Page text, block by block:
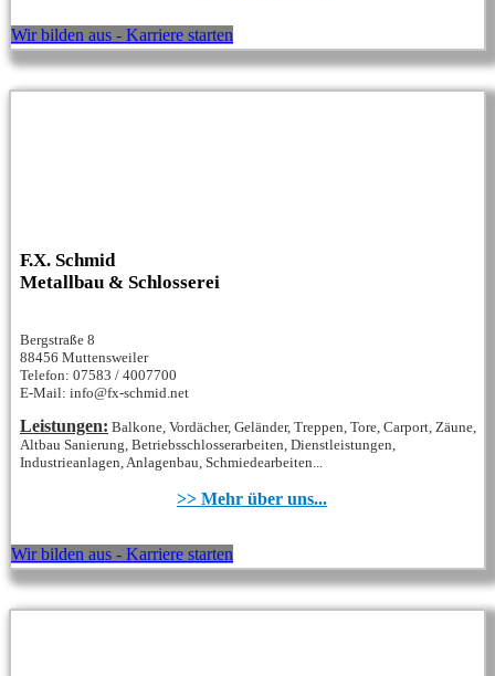
Wir bilden aus - Karriere starten
F.X. Schmid
Metallbau & Schlosserei
Bergstraße 8
88456 Muttensweiler
Telefon: 07583 / 4007700
E-Mail: info@fx-schmid.net
Leistungen: Balkone, Vordächer, Geländer, Treppen, Tore, Carport, Zäune,
Altbau Sanierung, Betriebsschlosserarbeiten, Dienstleistungen,
Industrieanlagen, Anlagenbau, Schmiedearbeiten...
>> Mehr über uns...
Wir bilden aus - Karriere starten